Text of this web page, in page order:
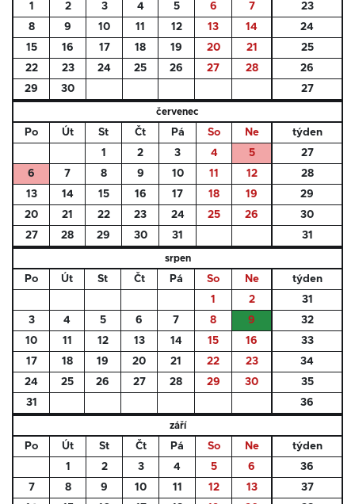
1
2 3 4 5 6 7
23
8
9 10 11 12 13 14
24
15
16 17 18 19 20 21
25
22
23 24 25 26 27 28
26
29
30 27
červenec
Po Út St Čt Pá So Ne
týden
1
2 3 4 5
27
6
7 8 9 10 11 12
28
13
14 15 16 17 18 19
29
20
21 22 23 24 25 26
30
27
28 29 30 31 31
srpen
Po Út St Čt Pá So Ne
týden
1
2
31
3
4 5 6 7 8 9
32
10
11 12 13 14 15 16
33
17
18 19 20 21 22 23
34
24
25 26 27 28 29 30
35
31
36
září
Po Út St Čt Pá So Ne
týden
1
2 3 4 5 6
36
7
8 9 10 11 12 13
37